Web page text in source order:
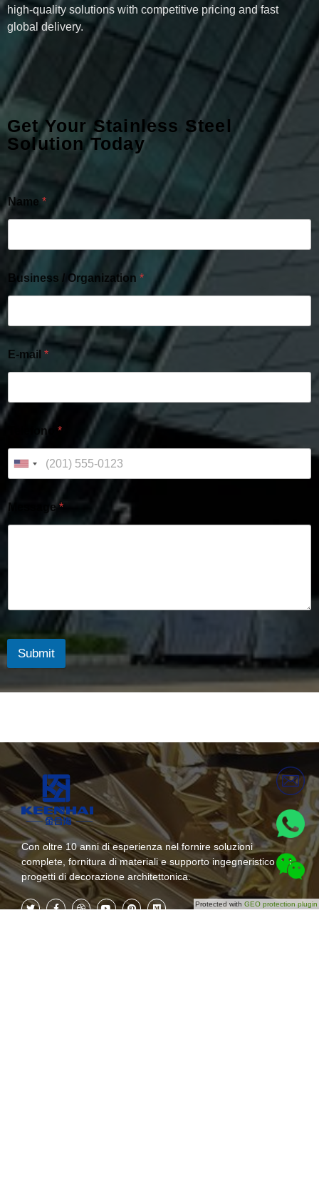
high-quality solutions with competitive pricing and fast
global delivery.
Get Your Stainless Steel
Solution Today
Name *
Business / Organization *
E-mail *
Telefono *
Message*
Submit
Con oltre 10 anni di esperienza nel fornire soluzioni
complete, fornitura di materiali e supporto ingegneristico per
progetti di decorazione architettonica.
Protected with GEO protection plugin